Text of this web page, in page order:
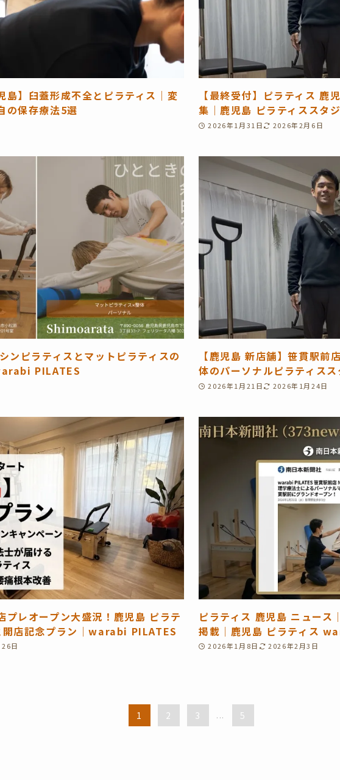
島】臼蓋形成不全とピラティス｜変
の保存療法5選
【最終受付】ピラティス 鹿
集｜鹿児島 ピラティススタ
2026年1月31日 2026年2月6日
ンピラティスとマットピラティスの
PILATES
【鹿児島 新店舗】笹貫駅
体のパーソナルピラティス
2026年1月21日 2026年1月24日
プレオープン大盛況！鹿児島 ピラテ
開店記念プラン｜warabi PILATES
日
ピラティス 鹿児島 ニュー
掲載｜鹿児島 ピラティス
2026年1月8日 2026年2月3日
1 2 3 ... 5